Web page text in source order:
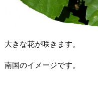
大きな花が咲きます。
南国のイメージです。